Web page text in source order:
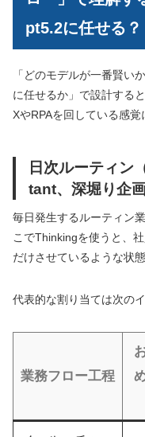
pt5.2に任せる？
「どのモデルが一番賢い
に任せるか」で設計する
XやRPAを回している感覚
日次ルーティン
tant、深堀り企
毎日発生するルーティン
こでThinkingを使うと、
だけさせているような状
代表的な割り当ては次のイ
業務フロー工程